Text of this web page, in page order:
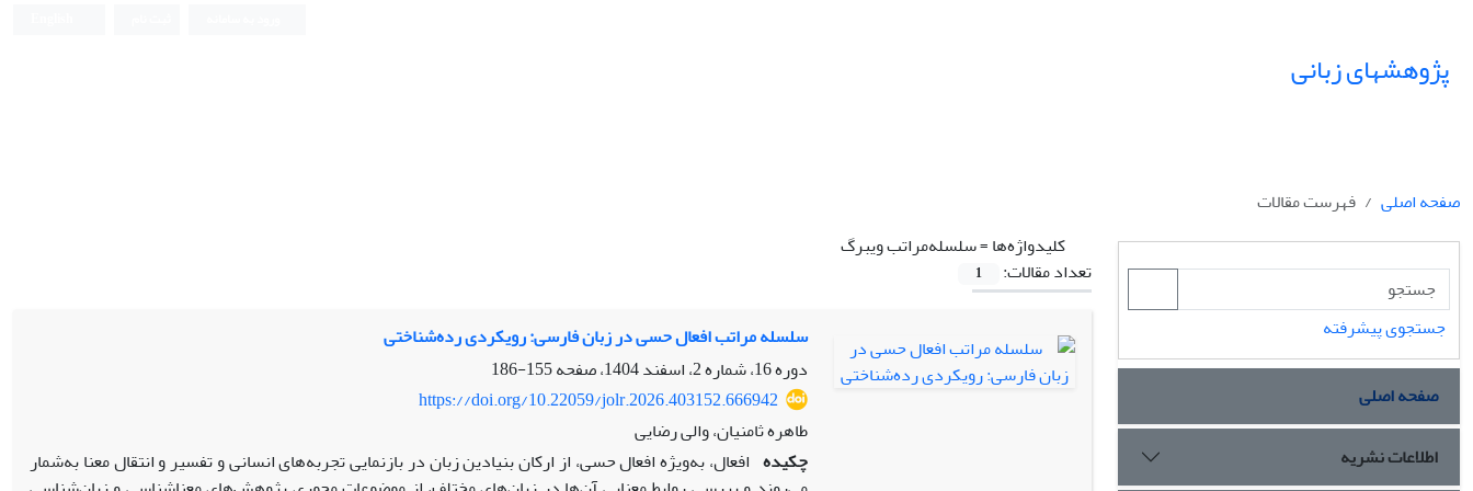
پژوهشهای زبانی
صفحه اصلی
فهرست مقالات
کلیدواژه‌ها =سلسله‌مراتب ویبرگ
تعداد مقالات:
1
سلسله مراتب افعال حسی در زبان فارسی: رویکردی رده‌شناختی
دوره 16، شماره 2، اسفند 1404، صفحه
155-186
https://doi.org/10.22059/jolr.2026.403152.666942
طاهره ثامنیان، والی رضایی
چکیده افعال، به‌ویژه افعال حسی، از ارکان بنیادین زبان در بازنمایی تجربه‌های انسانی و تفسیر و انتقال معنا به‌شمار
جستجوی پیشرفته
صفحه اصلی
اطلاعات نشریه